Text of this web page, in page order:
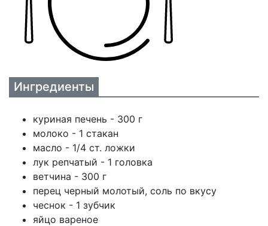
Ингредиенты
куриная печень - 300 г
молоко - 1 стакан
масло - 1/4 ст. ложки
лук репчатый - 1 головка
ветчина - 300 г
перец черный молотый, соль по вкусу
чеснок - 1 зубчик
яйцо вареное